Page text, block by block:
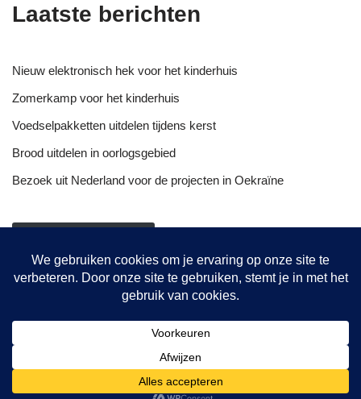
Laatste berichten
Nieuw elektronisch hek voor het kinderhuis
Zomerkamp voor het kinderhuis
Voedselpakketten uitdelen tijdens kerst
Brood uitdelen in oorlogsgebied
Bezoek uit Nederland voor de projecten in Oekraïne
De bakkerij
© {current_year} {site_title}